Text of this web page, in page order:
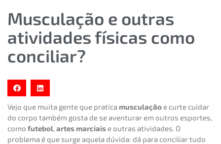
Musculação e outras
atividades físicas como
conciliar?
Vejo que muita gente que pratica musculação e curte cuidar
do corpo também gosta de se aventurar em outros esportes,
como futebol,artes marciais e outras atividades. O
problema é que surge aquela dúvida: dá para conciliar tudo